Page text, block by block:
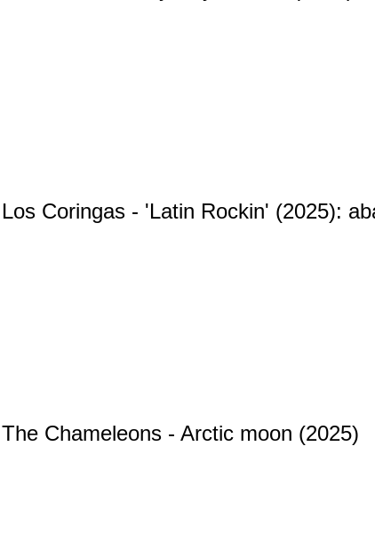
Los Coringas - 'Latin Rockin' (2025):
The Chameleons - Arctic moon (2025)